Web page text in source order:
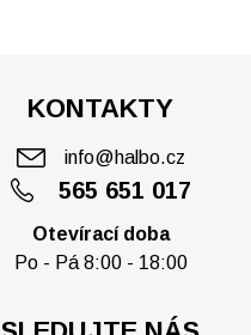
KONTAKTY
565 651 017
info@halbo.cz
Otevírací doba
Po - Pá 8:00 - 18:00